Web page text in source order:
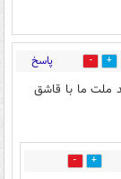
18 پاسخ
ملت ما با قاشق
8